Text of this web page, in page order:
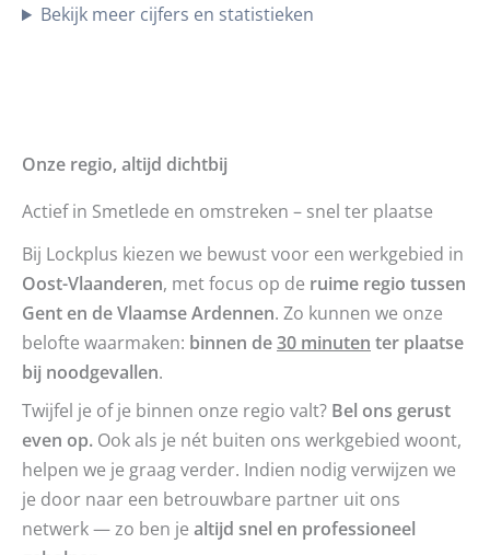
Bekijk meer cijfers en statistieken
Onze regio, altijd dichtbij
Actief in Smetlede en omstreken – snel ter plaatse
Bij Lockplus kiezen we bewust voor een werkgebied in
Oost-Vlaanderen, met focus op de ruime regio tussen
Gent en de Vlaamse Ardennen. Zo kunnen we onze
belofte waarmaken: binnen de30 minuten ter plaatse
bij noodgevallen.
Twijfel je of je binnen onze regio valt? Bel ons gerust
even op. Ook als je nét buiten ons werkgebied woont,
helpen we je graag verder. Indien nodig verwijzen we
je door naar een betrouwbare partner uit ons
netwerk — zo ben je altijd snel en professioneel